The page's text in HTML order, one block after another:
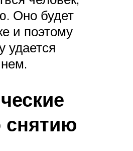
Оно будет
и поэтому
удается